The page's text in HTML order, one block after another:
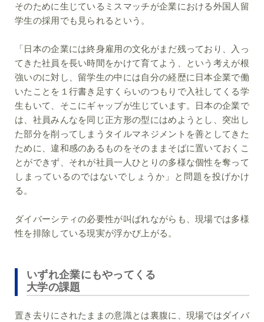
そのために生じているミスマッチが企業における外国人留
学生の採用でも見られるという。
「日本の企業には終身雇用の文化がまだ残っており、入っ
てきた社員を長い時間をかけて育てよう、という考えが根
強いのに対し、留学生の中には自分の経歴に日本企業で働
いたことを１行書き足すくらいのつもりで入社してくる学
生もいて、そこにギャップが生じています。日本の企業で
は、社員みんなを同じ正方形の型にはめようとし、突出し
た部分を削ってしまうタイルマネジメントを善としてきた
ために、違和感のあるものをそのままそばに置いておくこ
とができず、それが社員一人ひとりの多様な個性を奪って
しまっているのではないでしょうか」と問題を投げかけ
る。
ダイバーシティの必要性が叫ばれながらも、現場では多様
性を排除している現実が浮かび上がる。
いずれ企業にもやってくる
大学の課題
置き去りにされたままの意識とは裏腹に、現場ではダイバ